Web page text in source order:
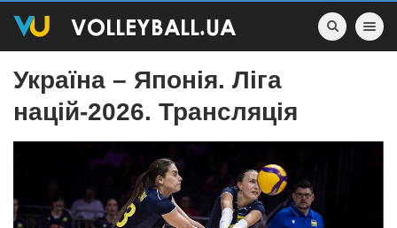
Toggle
Україна – Японія. Ліга
націй-2026. Трансляція